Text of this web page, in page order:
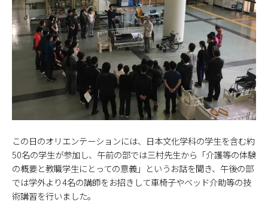
この日のオリエンテーションには、日本文化学科の学生を含む約
50名の学生が参加し、午前の部では三村先生から「介護等の体験
の概要と教職学生にとっての意義」というお話を聞き、午後の部
では学外より4名の講師をお招きして車椅子やベッド介助等の技
術講習を行いました。